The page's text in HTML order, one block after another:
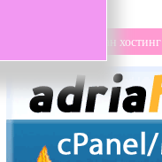
Изаберите поуздан хостинг